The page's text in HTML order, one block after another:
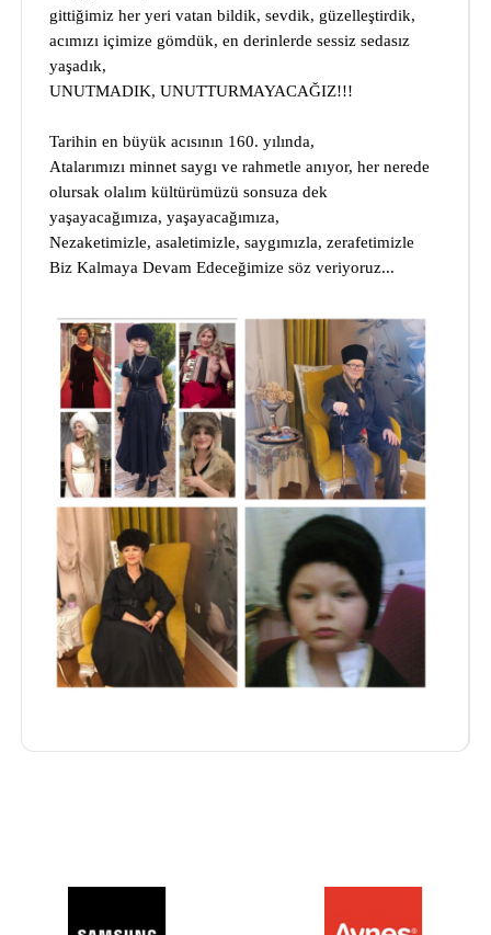
gittiğimiz her yeri vatan bildik, sevdik, güzelleştirdik,
acımızı içimize gömdük, en derinlerde sessiz sedasız
yaşadık,
UNUTMADIK, UNUTTURMAYACAĞIZ!!!
Tarihin en büyük acısının 160. yılında,
Atalarımızı minnet saygı ve rahmetle anıyor, her nerede
olursak olalım kültürümüzü sonsuza dek
yaşayacağımıza, yaşayacağımıza,
Nezaketimizle, asaletimizle, saygımızla, zerafetimizle
Biz Kalmaya Devam Edeceğimize söz veriyoruz...